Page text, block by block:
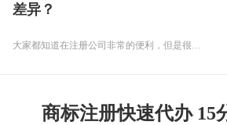
差异？
大家都知道在注册公司非常的便利，但是很多人还是不知道注册公司和注册商标存在哪些差异。
商标注册快速代办 15